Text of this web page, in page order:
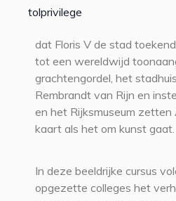
tolprivilege
dat Floris V de stad
tot een wereldwijd
grachtengordel, het
Rembrandt van Rijn en
en het Rijksmuseum
kaart als het om kunst gaat.
In deze beeldrijke cursus
opgezette colleges het